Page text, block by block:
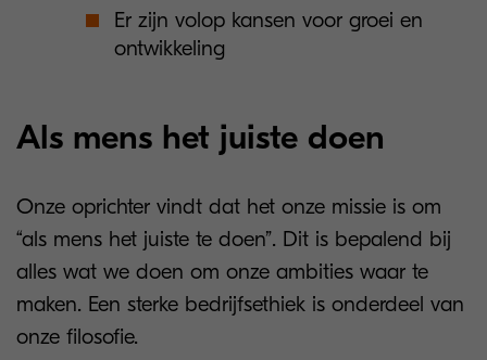
Er zijn volop kansen voor groei en
ontwikkeling
Als mens het juiste doen
Onze oprichter vindt dat het onze missie is om
“als mens het juiste te doen”. Dit is bepalend bij
alles wat we doen om onze ambities waar te
maken. Een sterke bedrijfsethiek is onderdeel van
onze filosofie.